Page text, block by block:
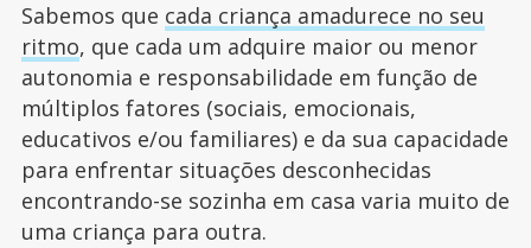
Sabemos que cada criança amadurece no seu
ritmo, que cada um adquire maior ou menor
autonomia e responsabilidade em função de
múltiplos fatores (sociais, emocionais,
educativos e/ou familiares) e da sua capacidade
para enfrentar situações desconhecidas
encontrando-se sozinha em casa varia muito de
uma criança para outra.